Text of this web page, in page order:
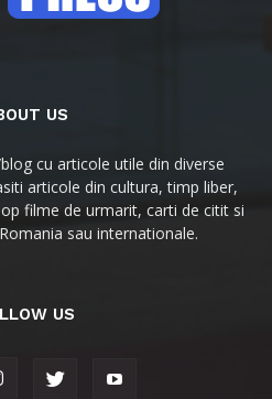
US
cu articole utile din diverse
articole din cultura, timp liber,
filme de urmarit, carti de citit si
sau internationale.
US